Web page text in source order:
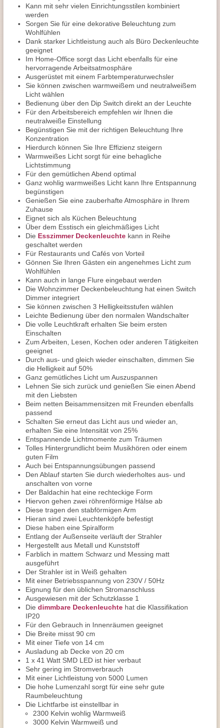
Kann mit sehr vielen Einrichtungsstilen kombiniert
werden
Sorgen Sie für eine dekorative Beleuchtung zum
Wohlfühlen
Dank starker Lichtleistung auch als Büro Deckenleuchte
geeignet
Im Home-Office sorgt das Licht ebenfalls für eine
hervorragende Arbeitsatmosphäre
Ausgerüstet mit einem Farbtemperaturwechsler
Sie können zwischen warmweißem und neutralweißem
Licht wählen
Bedienung über den Dip Switch direkt an der Leuchte
Für den Arbeitsbereich empfehlen wir Ihnen die
neutralweiße Einstellung
Begünstigen Sie mit der richtigen Beleuchtung Ihre
Konzentration
Hierdurch können Sie Ihre Effizienz steigern
Warmweißes Licht sorgt für eine behagliche
Lichtstimmung
Für den gemütlichen Abend optimal
Ganz wohlig warmweißes Licht kann Ihre Entspannung
begünstigen
Genießen Sie eine zauberhafte Atmosphäre in Ihrem
Zuhause
Eignet sich als Küchen Beleuchtung
Über dem Esstisch ein gleichmäßiges Licht
Die Esszimmer Deckenleuchte kann in Reihe
geschaltet werden
Für Restaurants und Cafés von Vorteil
Gönnen Sie Ihren Gästen ein angenehmes Licht zum
Wohlfühlen
Kann auch in lange Flure eingebaut werden
Die Wohnzimmer Deckenbeleuchtung hat einen Switch
Dimmer integriert
Sie können zwischen 3 Helligkeitsstufen wählen
Leichte Bedienung über den normalen Wandschalter
Die volle Leuchtkraft erhalten Sie beim ersten
Einschalten
Zum Arbeiten, Lesen, Kochen oder anderen Tätigkeiten
geeignet
Durch aus- und gleich wieder einschalten, dimmen Sie
die Helligkeit auf 50%
Ganz gemütliches Licht um Auszuspannen
Lehnen Sie sich zurück und genießen Sie einen Abend
mit den Liebsten
Beim netten Beisammensitzen mit Freunden ebenfalls
passend
Schalten Sie erneut das Licht aus und wieder an,
erhalten Sie eine Intensität von 25%
Entspannende Lichtmomente zum Träumen
Tolles Hintergrundlicht beim Musikhören oder einem
guten Film
Auch bei Entspannungsübungen passend
Den Ablauf starten Sie durch wiederholtes aus- und
anschalten von vorne
Der Baldachin hat eine rechteckige Form
Hiervon gehen zwei röhrenförmige Hälse ab
Diese tragen den stabförmigen Arm
Hieran sind zwei Leuchtenköpfe befestigt
Diese haben eine Spiralform
Entlang der Außenseite verläuft der Strahler
Hergestellt aus Metall und Kunststoff
Farblich in mattem Schwarz und Messing matt
ausgeführt
Der Strahler ist in Weiß gehalten
Mit einer Betriebsspannung von 230V / 50Hz
Eignung für den üblichen Stromanschluss
Ausgewiesen mit der Schutzklasse 1
Die dimmbare Deckenleuchte hat die Klassifikation
IP20
Für den Gebrauch in Innenräumen geeignet
Die Breite misst 90 cm
Mit einer Tiefe von 14 cm
Ausladung ab Decke von 20 cm
1 x 41 Watt SMD LED ist hier verbaut
Sehr gering im Stromverbrauch
Mit einer Lichtleistung von 5000 Lumen
Die hohe Lumenzahl sorgt für eine sehr gute
Raumbeleuchtung
Die Lichtfarbe ist einstellbar in
2300 Kelvin wohlig Warmweiß
3000 Kelvin Warmweiß und